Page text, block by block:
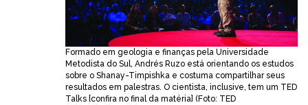
Formado em geologia e finanças pela Universidade
Metodista do Sul, Andrés Ruzo está orientando os estudos
sobre o Shanay-Timpishka e costuma compartilhar seus
resultados em palestras. O cientista, inclusive, tem um TED
Talks [confira no final da matéria] (Foto: TED